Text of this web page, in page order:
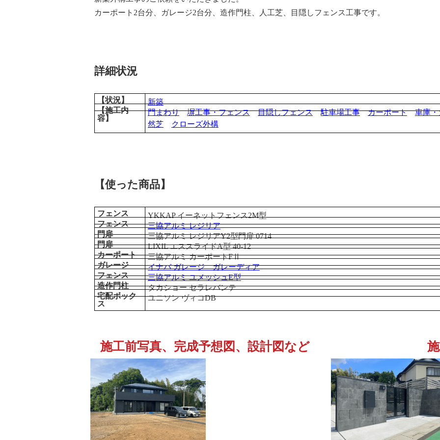
カーポート2台分、ガレージ2台分、造作門柱、人工芝、目隠しフェンス工事です。
詳細状況
【状況】
新築
【施工内
容】
門まわり 塀工事・フェンス 目隠しフェンス 駐車場工事 カーポート
車庫
然芝
クローズ外構
【使った商品】
フェンス
YKKAP イーネットフェンス2M型
フェンス
三協アルミ レジリア
門扉
三協アルミ レジリアY2型門扉 0714
門扉
LIXIL エススライドA型 40-12
カーポート
三協アルミ カーポートFⅡ
ガレージ
イナバ ガレージ ガレーディア
フェンス
三協アルミ ユメッシュE型
造作門柱
タカショー セラレバンテ
宅配ボック
ス
ユニソン ヴィコDB
施工前写真、完成予想図、設計図など